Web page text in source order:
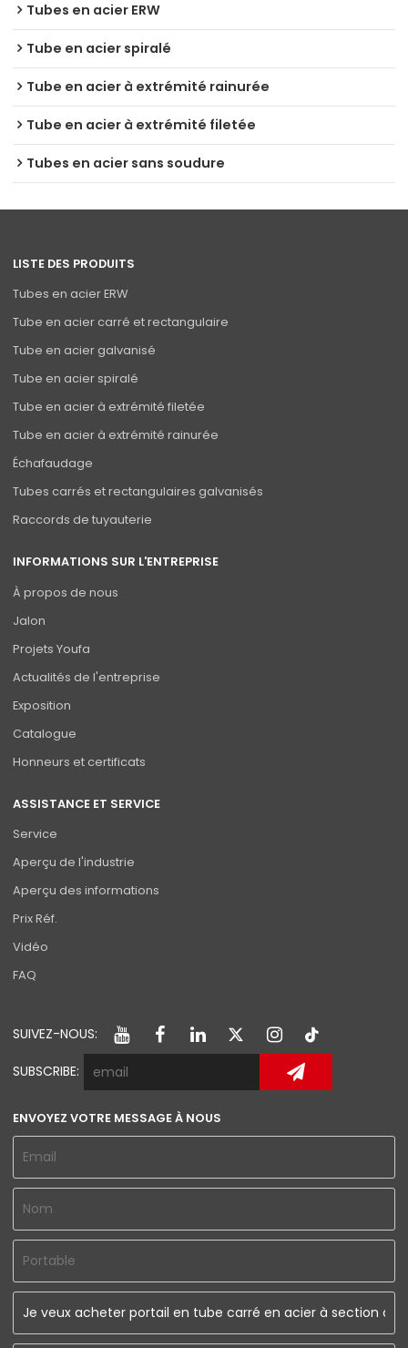
Tubes en acier ERW
Tube en acier spiralé
Tube en acier à extrémité rainurée
Tube en acier à extrémité filetée
Tubes en acier sans soudure
LISTE DES PRODUITS
Tubes en acier ERW
Tube en acier carré et rectangulaire
Tube en acier galvanisé
Tube en acier spiralé
Tube en acier à extrémité filetée
Tube en acier à extrémité rainurée
Échafaudage
Tubes carrés et rectangulaires galvanisés
Raccords de tuyauterie
INFORMATIONS SUR L'ENTREPRISE
À propos de nous
Jalon
Projets Youfa
Actualités de l'entreprise
Exposition
Catalogue
Honneurs et certificats
ASSISTANCE ET SERVICE
Service
Aperçu de l'industrie
Aperçu des informations
Prix Réf.
Vidéo
FAQ
SUIVEZ-NOUS:
SUBSCRIBE:
ENVOYEZ VOTRE MESSAGE À NOUS